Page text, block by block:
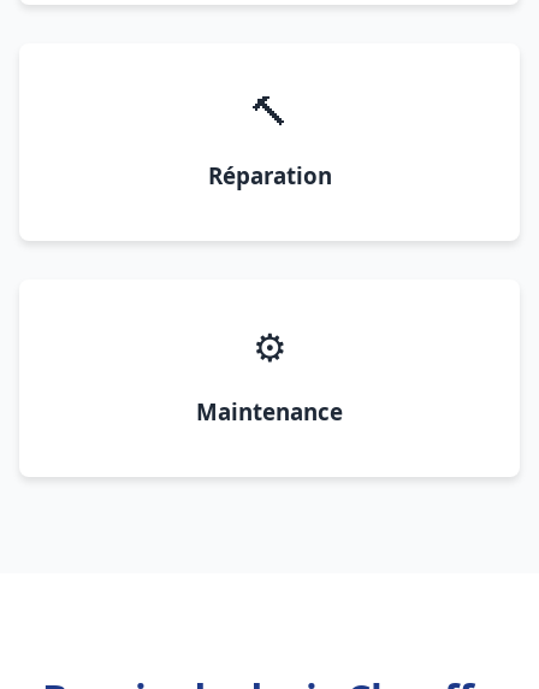
🔨
Réparation
⚙️
Maintenance